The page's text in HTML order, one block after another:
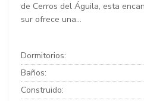
de Cerros del Águila, esta
sur ofrece una...
Dormitorios:
Baños:
Construido: